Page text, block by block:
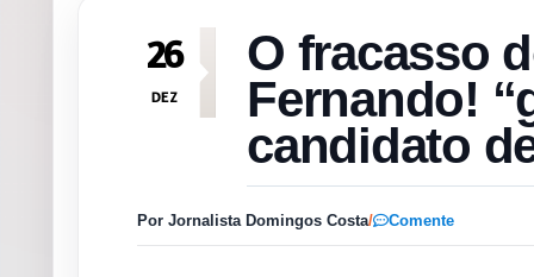
26
DEZ
O fracasso
Fernando!
candidato
Por Jornalista Domingos Costa/ Comente